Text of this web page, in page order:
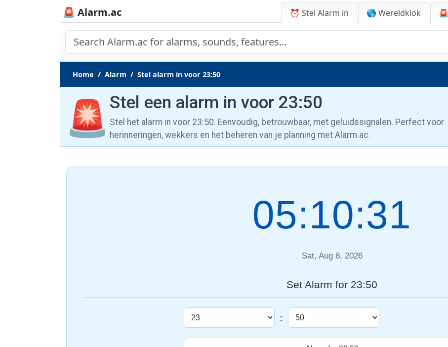
🚨 Alarm.ac ⏰ Stel Alarm in 🌎 Wereldklok 🚨
Home Alarm Stel alarm in voor 23:50
🚨 Stel een alarm in voor 23:50
Stel het alarm in voor 23:50. Eenvoudig, betrouwbaar, met geluidssignalen. Perfect voor
herinneringen, wekkers en het beheren van je planning met Alarm.ac.
05:10:32
Sat, Aug 8, 2026
Set Alarm for 23:50
: